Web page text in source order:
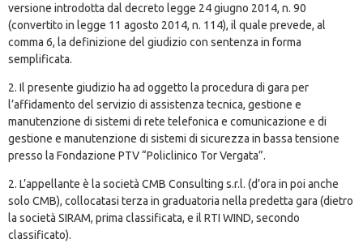
versione introdotta dal decreto legge 24 giugno 2014, n. 90
(convertito in legge 11 agosto 2014, n. 114), il quale prevede, al
comma 6, la definizione del giudizio con sentenza in forma
semplificata.
2. Il presente giudizio ha ad oggetto la procedura di gara per
l’affidamento del servizio di assistenza tecnica, gestione e
manutenzione di sistemi di rete telefonica e comunicazione e di
gestione e manutenzione di sistemi di sicurezza in bassa tensione
presso la Fondazione PTV “Policlinico Tor Vergata”.
2. L’appellante è la società CMB Consulting s.r.l. (d’ora in poi anche
solo CMB), collocatasi terza in graduatoria nella predetta gara (dietro
la società SIRAM, prima classificata, e il RTI WIND, secondo
classificato).